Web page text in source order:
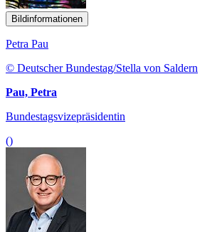
Bildinformationen
Petra Pau
© Deutscher Bundestag/Stella von Saldern
Pau, Petra
Bundestagsvizepräsidentin
()